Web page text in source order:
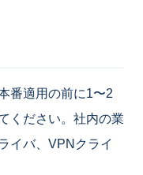
番適用の前に1〜2
ください。社内の業
イバ、VPNクライ